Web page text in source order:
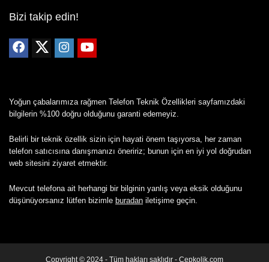
Bizi takip edin!
Yoğun çabalarımıza rağmen Telefon Teknik Özellikleri sayfamızdaki
bilgilerin %100 doğru olduğunu garanti edemeyiz.
Belirli bir teknik özellik sizin için hayati önem taşıyorsa, her zaman
telefon satıcısına danışmanızı öneririz; bunun için en iyi yol doğrudan
web sitesini ziyaret etmektir.
Mevcut telefona ait herhangi bir bilginin yanlış veya eksik olduğunu
düşünüyorsanız lütfen bizimle buradan iletişime geçin.
Copyright © 2024 - Tüm hakları saklıdır - Cepkolik.com